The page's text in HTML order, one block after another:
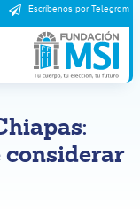
Escríbenos por Telegram
considerar